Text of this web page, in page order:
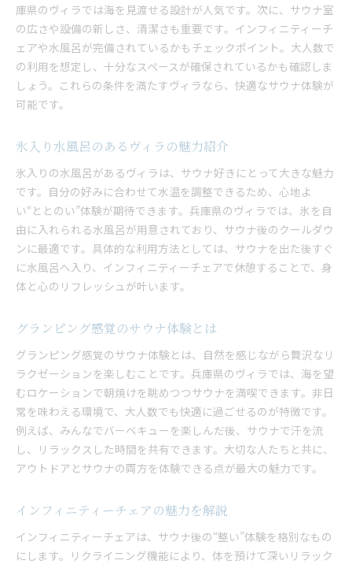
庫県のヴィラでは海を見渡せる設計が人気です。次に、サウナ室
の広さや設備の新しさ、清潔さも重要です。インフィニティーチ
ェアや水風呂が完備されているかもチェックポイント。大人数で
の利用を想定し、十分なスペースが確保されているかも確認しま
しょう。これらの条件を満たすヴィラなら、快適なサウナ体験が
可能です。
氷入り水風呂のあるヴィラの魅力紹介
氷入りの水風呂があるヴィラは、サウナ好きにとって大きな魅力
です。自分の好みに合わせて水温を調整できるため、心地よ
い“ととのい”体験が期待できます。兵庫県のヴィラでは、氷を自
由に入れられる水風呂が用意されており、サウナ後のクールダウ
ンに最適です。具体的な利用方法としては、サウナを出た後すぐ
に水風呂へ入り、インフィニティーチェアで休憩することで、身
体と心のリフレッシュが叶います。
グランピング感覚のサウナ体験とは
グランピング感覚のサウナ体験とは、自然を感じながら贅沢なリ
ラクゼーションを楽しむことです。兵庫県のヴィラでは、海を望
むロケーションで朝焼けを眺めつつサウナを満喫できます。非日
常を味わえる環境で、大人数でも快適に過ごせるのが特徴です。
例えば、みんなでバーベキューを楽しんだ後、サウナで汗を流
し、リラックスした時間を共有できます。大切な人たちと共に、
アウトドアとサウナの両方を体験できる点が最大の魅力です。
インフィニティーチェアの魅力を解説
インフィニティーチェアは、サウナ後の“整い”体験を格別なもの
にします。リクライニング機能により、体を預けて深いリラック